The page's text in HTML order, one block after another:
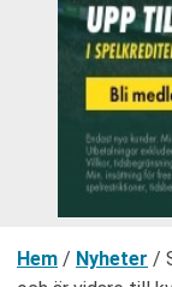
Hem / Nyheter /